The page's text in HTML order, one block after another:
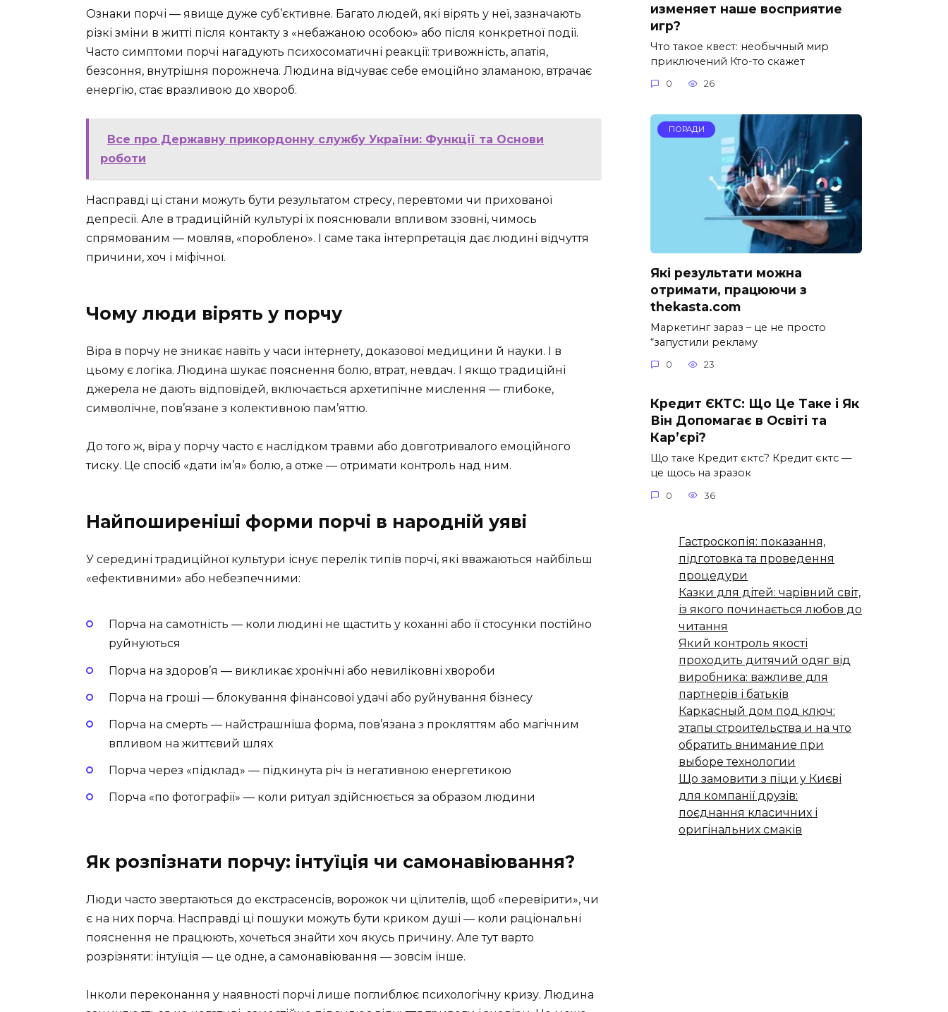
Ознаки порчі — явище дуже суб’єктивне. Багато людей, які вірять у неї, зазначають
різкі зміни в житті після контакту з «небажаною особою» або після конкретної події.
Часто симптоми порчі нагадують психосоматичні реакції: тривожність, апатія,
безсоння, внутрішня порожнеча. Людина відчуває себе емоційно зламаною, втрачає
енергію, стає вразливою до хвороб.
Все про Державну прикордонну службу України: Функції та Основи
роботи
Насправді ці стани можуть бути результатом стресу, перевтоми чи прихованої
депресії. Але в традиційній культурі їх пояснювали впливом ззовні, чимось
спрямованим — мовляв, «пороблено». І саме така інтерпретація дає людині відчуття
причини, хоч і міфічної.
Чому люди вірять у порчу
Віра в порчу не зникає навіть у часи інтернету, доказової медицини й науки. І в
цьому є логіка. Людина шукає пояснення болю, втрат, невдач. І якщо традиційні
джерела не дають відповідей, включається архетипічне мислення — глибоке,
символічне, пов’язане з колективною пам’яттю.
До того ж, віра у порчу часто є наслідком травми або довготривалого емоційного
тиску. Це спосіб «дати ім’я» болю, а отже — отримати контроль над ним.
Найпоширеніші форми порчі в народній уяві
У середині традиційної культури існує перелік типів порчі, які вважаються найбільш
«ефективними» або небезпечними:
Порча на самотність — коли людині не щастить у коханні або її стосунки постійно
руйнуються
Порча на здоров’я — викликає хронічні або невиліковні хвороби
Порча на гроші — блокування фінансової удачі або руйнування бізнесу
Порча на смерть — найстрашніша форма, пов’язана з прокляттям або магічним
впливом на життєвий шлях
Порча через «підклад» — підкинута річ із негативною енергетикою
Порча «по фотографії» — коли ритуал здійснюється за образом людини
Як розпізнати порчу: інтуїція чи самонавіювання?
Люди часто звертаються до екстрасенсів, ворожок чи цілителів, щоб «перевірити», чи
є на них порча. Насправді ці пошуки можуть бути криком душі — коли раціональні
пояснення не працюють, хочеться знайти хоч якусь причину. Але тут варто
розрізняти: інтуїція — це одне, а самонавіювання — зовсім інше.
Інколи переконання у наявності порчі лише поглиблює психологічну кризу. Людина
изменяет наше восприятие
игр?
Что такое квест: необычный мир
приключений Кто-то скажет
0 26
ПОРАДИ
Які результати можна
отримати, працюючи з
thekasta.com
Маркетинг зараз – це не просто
“запустили рекламу
0 23
Кредит ЄКТС: Що Це Таке і Як
Він Допомагає в Освіті та
Кар’єрі?
Що таке Кредит єктс? Кредит єктс —
це щось на зразок
0 36
Гастроскопія: показання,
підготовка та проведення
процедури
Казки для дітей: чарівний світ,
із якого починається любов до
читання
Який контроль якості
проходить дитячий одяг від
виробника: важливе для
партнерів і батьків
Каркасный дом под ключ:
этапы строительства и на что
обратить внимание при
выборе технологии
Що замовити з піци у Києві
для компанії друзів:
поєднання класичних і
оригінальних смаків